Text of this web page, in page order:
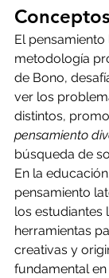
Conceptos
El pensamiento
metodología
de Bono,
ver los
distintos,
pensamiento
búsqueda de
En la
pensamiento
los estudiantes
herramientas
creativas y
fundamental